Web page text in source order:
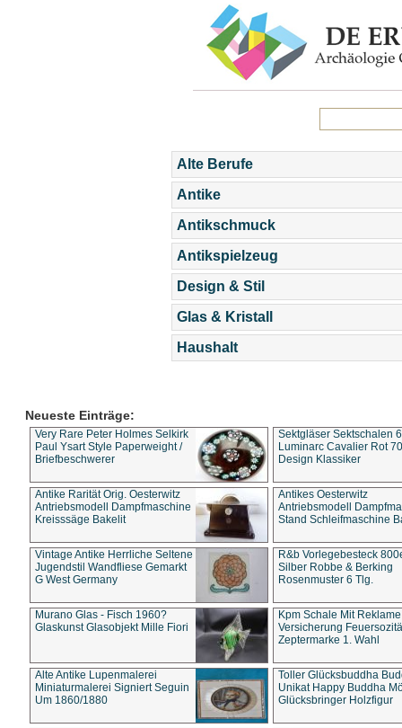
Alte Berufe
Antike
Antikschmuck
Antikspielzeug
Design & Stil
Glas & Kristall
Haushalt
Neueste Einträge:
Very Rare Peter Holmes Selkirk
Paul Ysart Style Paperweight /
Briefbeschwerer
Sektgläser Sektschalen
Luminarc Cavalier Rot
Design Klassiker
Antike Rarität Orig. Oesterwitz
Antriebsmodell Dampfmaschine
Kreisssäge Bakelit
Antikes Oesterwitz
Antriebsmodell
Stand Schleifmaschine
Vintage Antike Herrliche Seltene
Jugendstil Wandfliese Gemarkt
G West Germany
R&b Vorlegebesteck
Silber Robbe & Berking
Rosenmuster 6 Tlg.
Murano Glas - Fisch 1960?
Glaskunst Glasobjekt Mille Fiori
Kpm Schale Mit Reklame
Versicherung
Zeptermarke 1. Wahl
Alte Antike Lupenmalerei
Miniaturmalerei Signiert Seguin
Um 1860/1880
Toller Glücksbuddha
Unikat Happy Buddha
Glücksbringer Holzfigur